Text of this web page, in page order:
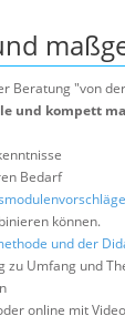
Beratung "von
und kompett
Bedarf
können.
und der
zu Umfang und
online mit